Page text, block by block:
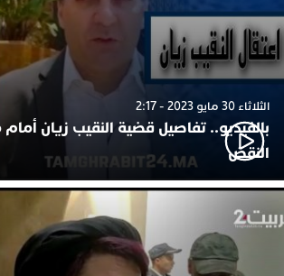
الثلاثاء 30 مايو 2023 - 2:17
بالفيديو.. تفاصيل قضية النقيب زيان
النقض